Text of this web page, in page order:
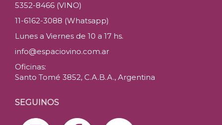
5352-8466 (VINO)
11-6162-3088 (Whatsapp)
Lunes a Viernes de 10 a 17 hs.
info@espaciovino.com.ar
Oficinas:
Santo Tomé 3852, C.A.B.A., Argentina
SEGUINOS